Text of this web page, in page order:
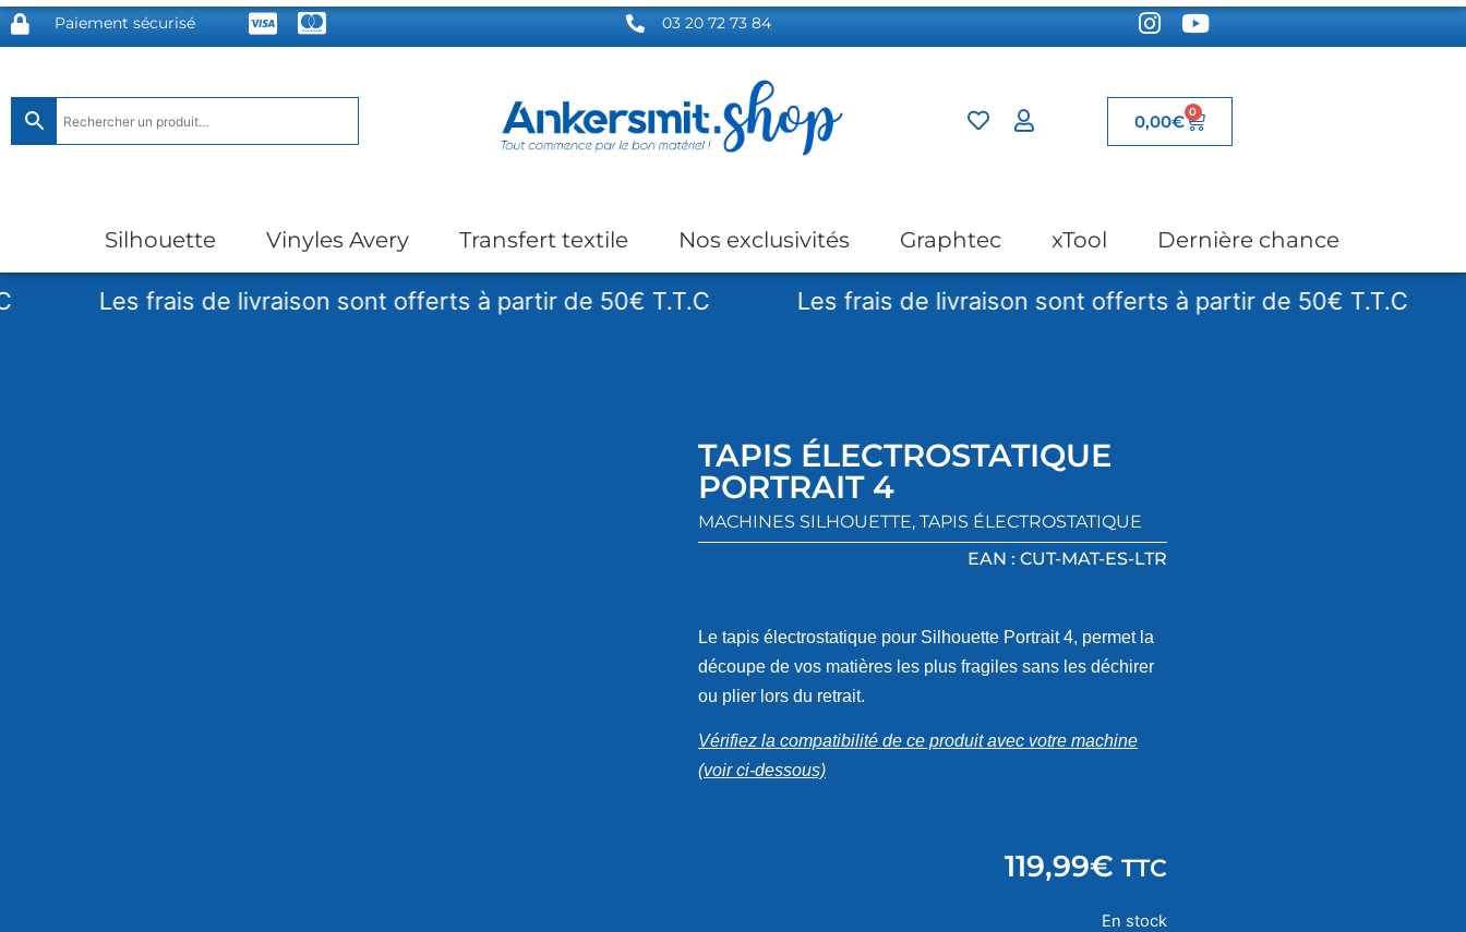
Paiement sécurisé 03 20 72 73 84
0,00€ 0
Silhouette Vinyles Avery Transfert textile Nos exclusivités Graphtec xTool Dernière chance
Les frais de livraison sont offerts à partir de 50€ T.T.C Les frais de livraison sont offerts à partir de 50€ T.T.C
TAPIS ÉLECTROSTATIQUE
PORTRAIT 4
MACHINES SILHOUETTE, TAPIS ÉLECTROSTATIQUE
EAN : CUT-MAT-ES-LTR
Le tapis électrostatique pour Silhouette Portrait 4, permet la
découpe de vos matières les plus fragiles sans les déchirer
ou plier lors du retrait.
Vérifiez la compatibilité de ce produit avec votre machine
(voir ci-dessous)
119,99€ TTC
En stock